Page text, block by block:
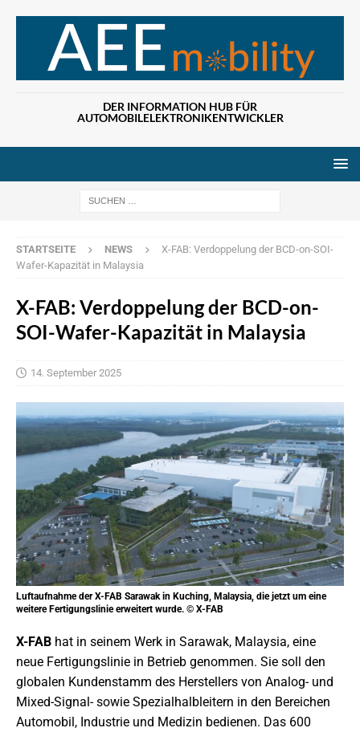
DER INFORMATION HUB FÜR
AUTOMOBILELEKTRONIKENTWICKLER
STARTSEITE NEWS
X-FAB: Verdoppelung der BCD-on-SOI-
Wafer-Kapazität in Malaysia
X-FAB: Verdoppelung der BCD-on-
SOI-Wafer-Kapazität in Malaysia
14. September 2025
Luftaufnahme der X-FAB Sarawak in Kuching, Malaysia, die jetzt um eine
weitere Fertigungslinie erweitert wurde. © X-FAB
X-FAB hat in seinem Werk in Sarawak, Malaysia, eine
neue Fertigungslinie in Betrieb genommen. Sie soll den
globalen Kundenstamm des Herstellers von Analog- und
Mixed-Signal- sowie Spezialhalbleitern in den Bereichen
Automobil, Industrie und Medizin bedienen. Das 600